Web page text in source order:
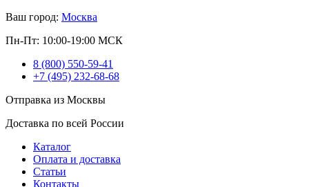
Ваш город: Москва
Пн-Пт: 10:00-19:00 МСК
8 (800) 550-59-41
+7 (495) 232-68-68
Отправка из Москвы
Доставка по всей России
Каталог
Оплата и доставка
Статьи
Контакты